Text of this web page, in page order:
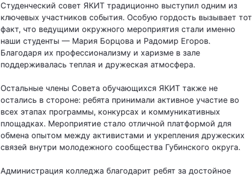
Студенческий совет ЯКИТ традиционно выступил одним из
ключевых участников события. Особую гордость вызывает тот
факт, что ведущими окружного мероприятия стали именно
наши студенты — Мария Борцова и Радомир Егоров.
Благодаря их профессионализму и харизме в зале
поддерживалась теплая и дружеская атмосфера.
Остальные члены Совета обучающихся ЯКИТ также не
остались в стороне: ребята принимали активное участие во
всех этапах программы, конкурсах и коммуникативных
площадках. Мероприятие стало отличной платформой для
обмена опытом между активистами и укрепления дружеских
связей внутри молодежного сообщества Губинского округа.
Администрация колледжа благодарит ребят за достойное